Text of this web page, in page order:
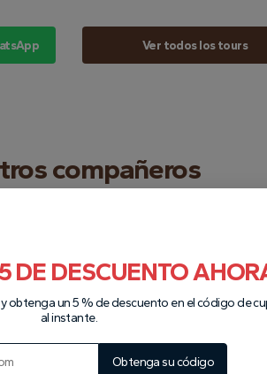
Ver todos los tours
compañeros
DE DESCUENTO
obtenga un 5 % de descuento en el código de
al instante.
Obtenga su código